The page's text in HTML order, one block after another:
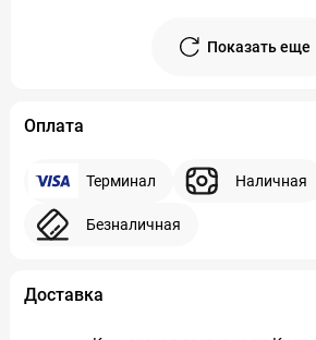
Показать еще
Оплата
Терминал Наличная
Безналичная
Доставка